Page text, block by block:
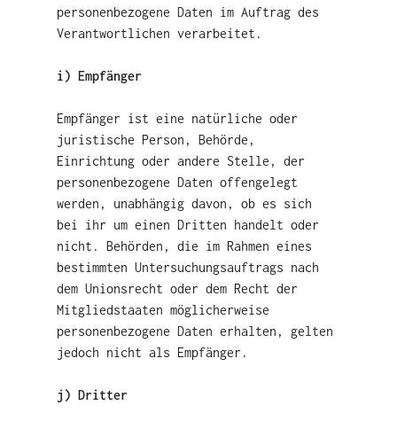
personenbezogene Daten im Auftrag des
Verantwortlichen verarbeitet.
i) Empfänger
Empfänger ist eine natürliche oder
juristische Person, Behörde,
Einrichtung oder andere Stelle, der
personenbezogene Daten offengelegt
werden, unabhängig davon, ob es sich
bei ihr um einen Dritten handelt oder
nicht. Behörden, die im Rahmen eines
bestimmten Untersuchungsauftrags nach
dem Unionsrecht oder dem Recht der
Mitgliedstaaten möglicherweise
personenbezogene Daten erhalten, gelten
jedoch nicht als Empfänger.
j) Dritter